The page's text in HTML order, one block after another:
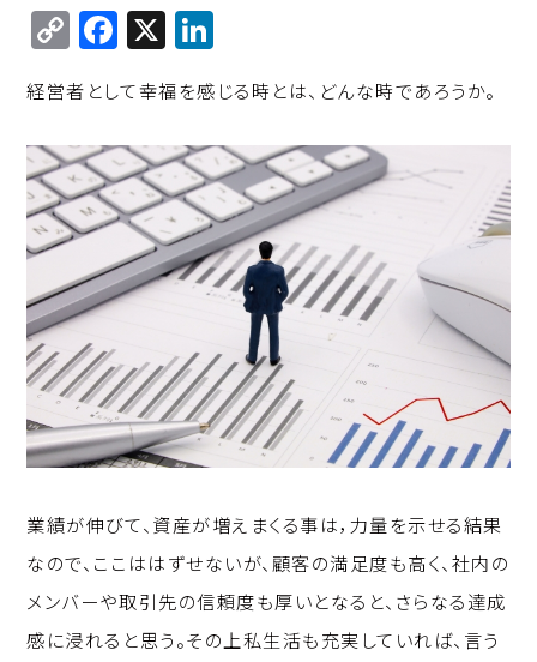
C
o
p
y
Li
n
k
F
a
c
e
b
o
o
k
X
k
e
d
I
n
経営者として幸福を感じる時とは、どんな時であろうか。
業績が伸びて、資産が増えまくる事は，力量を示せる結果
なので、ここははずせないが、顧客の満足度も高く、社内の
メンバーや取引先の信頼度も厚いとなると、さらなる達成
感に浸れると思う。その上私生活も充実していれば、言う